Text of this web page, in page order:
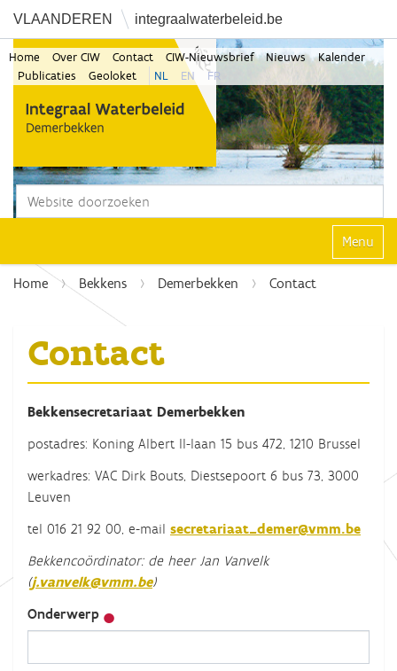
VLAANDEREN integraalwaterbeleid.be
Zoek
Home Over CIW Contact CIW-Nieuwsbrief Nieuws
Kalender
Publicaties
Geoloket NL EN FR
Klap
Home Bekkens Demerbekken Contact
Contact
Bekkensecretariaat Demerbekken
postadres: Koning Albert II-laan 15 bus 472, 1210 Brussel
werkadres: VAC Dirk Bouts, Diestsepoort 6 bus 73, 3000
Leuven
tel 016 21 92 00, e-mail secretariaat_demer@vmm.be
Bekkencoördinator: de heer Jan Vanvelk
(j.vanvelk@vmm.be)
Onderwerp